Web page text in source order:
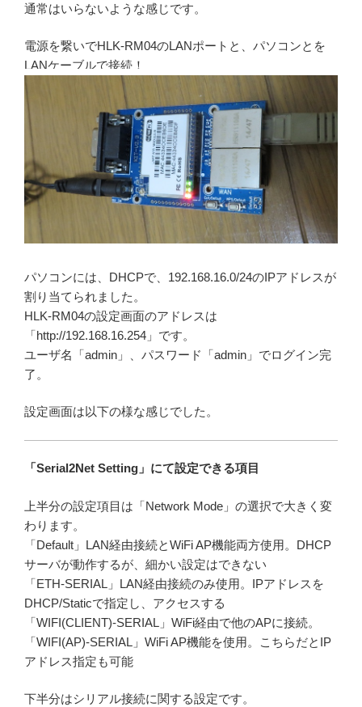
通常はいらないような感じです。
電源を繋いでHLK-RM04のLANポートと、パソコンとを
LANケーブルで接続！
パソコンには、DHCPで、192.168.16.0/24のIPアドレスが
割り当てられました。
HLK-RM04の設定画面のアドレスは
「http://192.168.16.254」です。
ユーザ名「admin」、パスワード「admin」でログイン完
了。
設定画面は以下の様な感じでした。
「Serial2Net Setting」にて設定できる項目
上半分の設定項目は「Network Mode」の選択で大きく変
わります。
「Default」LAN経由接続とWiFi AP機能両方使用。DHCP
サーバが動作するが、細かい設定はできない
「ETH-SERIAL」LAN経由接続のみ使用。IPアドレスを
DHCP/Staticで指定し、アクセスする
「WIFI(CLIENT)-SERIAL」WiFi経由で他のAPに接続。
「WIFI(AP)-SERIAL」WiFi AP機能を使用。こちらだとIP
アドレス指定も可能
下半分はシリアル接続に関する設定です。